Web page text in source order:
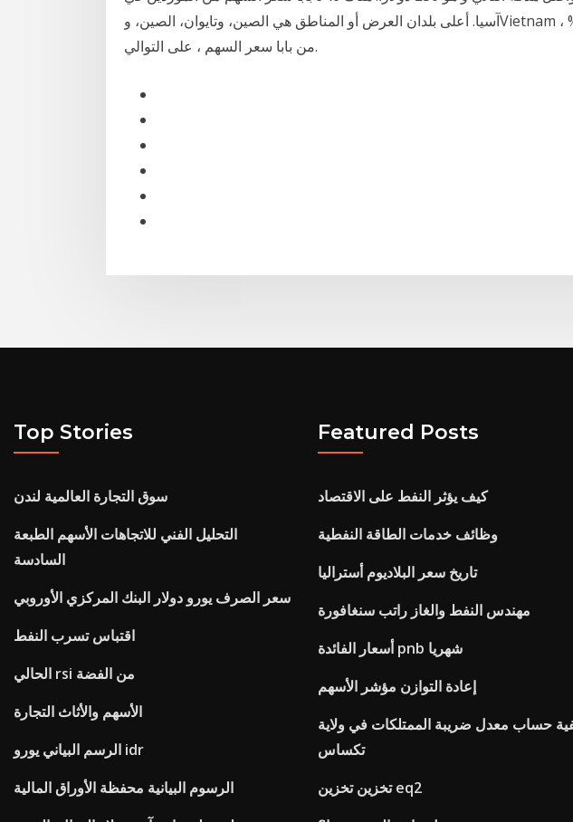
آسيا. أعلى بلدان العرض أو المناطق هي الصين، وتايوان، الصين، وVietnam ، والتي توفر 97%، و1%، و1%
من بابا سعر السهم ، على التوالي.
Top Stories
سوق التجارة العالمية لندن
التحليل الفني للاتجاهات الأسهم الطبعة
السادسة
سعر الصرف يورو دولار البنك المركزي الأوروبي
اقتباس تسرب النفط
الحالي rsi من الفضة
الأسهم والأثاث التجارة
الرسم البياني يورو idr
الرسوم البيانية محفظة الأوراق المالية
Featured Posts
كيف يؤثر النفط على الاقتصاد
وظائف خدمات الطاقة النفطية
تاريخ سعر البلاديوم أستراليا
مهندس النفط والغاز راتب سنغافورة
أسعار الفائدة pnb شهريا
إعادة التوازن مؤشر الأسهم
حساب معدل ضريبة الممتلكات في ولاية
تكساس
تخزين تخزين eq2